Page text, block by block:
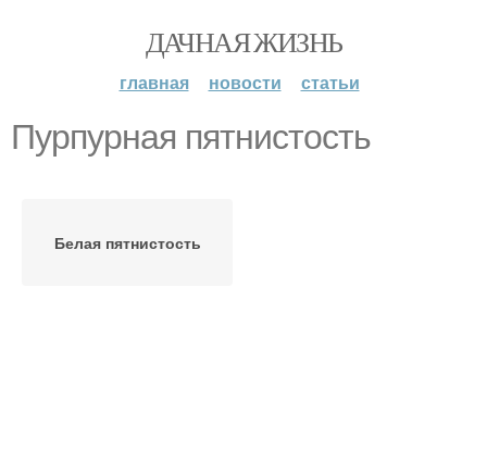
ДАЧНАЯ ЖИЗНЬ
главная новости статьи
Пурпурная пятнистость
Белая пятнистость